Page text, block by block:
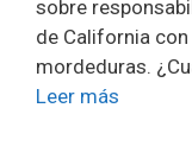
sobre
de California
mordeduras.
Leer más